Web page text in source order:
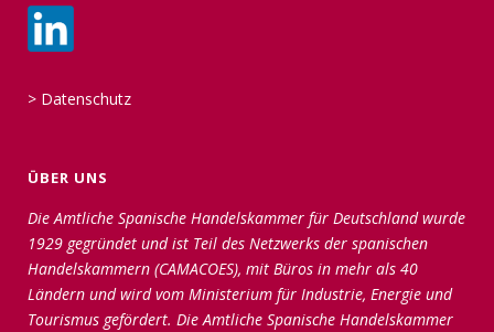
> Datenschutz
ÜBER UNS
Die Amtliche Spanische Handelskammer für Deutschland wurde
1929 gegründet und ist Teil des Netzwerks der spanischen
Handelskammern (CAMACOES), mit Büros in mehr als 40
Ländern und wird vom Ministerium für Industrie, Energie und
Tourismus gefördert. Die Amtliche Spanische Handelskammer